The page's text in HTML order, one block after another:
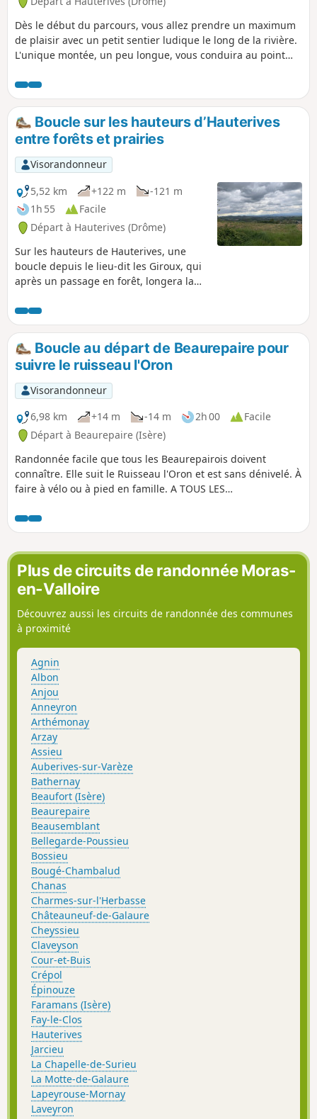
Dès le début du parcours, vous allez prendre un maximum
de plaisir avec un petit sentier ludique le long de la rivière.
L'unique montée, un peu longue, vous conduira au point
la vallée de Hauterives.
Boucle sur les hauteurs d’Hauterives
entre forêts et prairies
Visorandonneur
5,52 km
+122 m
-121 m
1h 55
Facile
Départ à Hauterives (Drôme)
Sur les hauteurs de Hauterives, une
boucle depuis le lieu-dit les Giroux, qui
après un passage en forêt, longera la
Tersanne. Vous redescendrez ensuite
sur une petite route à travers champ,
pour terminer avec à nouveau une
traversée en forêt.
Boucle au départ de Beaurepaire pour
suivre le ruisseau l'Oron
Visorandonneur
6,98 km
+14 m -14 m 2h 00
Facile
Départ à Beaurepaire (Isère)
Randonnée facile que tous les Beaurepairois doivent
connaître. Elle suit le Ruisseau l'Oron et est sans dénivelé. À
faire à vélo ou à pied en famille. A TOUS LES
vous pouvez mettre des photos en indiquant l'emplacement
sur le circuit.
Plus de circuits de randonnée Moras-
en-Valloire
Découvrez aussi les circuits de randonnée des communes
à proximité
Agnin
Albon
Anjou
Anneyron
Arthémonay
Arzay
Assieu
Auberives-sur-Varèze
Bathernay
Beaufort (Isère)
Beaurepaire
Beausemblant
Bellegarde-Poussieu
Bossieu
Bougé-Chambalud
Chanas
Charmes-sur-l'Herbasse
Châteauneuf-de-Galaure
Cheyssieu
Claveyson
Cour-et-Buis
Crépol
Épinouze
Faramans (Isère)
Fay-le-Clos
Hauterives
Jarcieu
La Chapelle-de-Surieu
La Motte-de-Galaure
Lapeyrouse-Mornay
Laveyron